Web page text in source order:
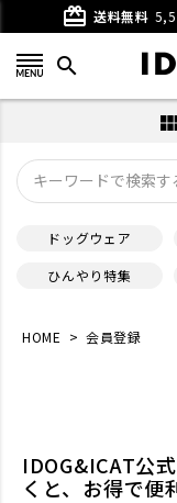
card_giftcard 送料無料
search
ドッグウェア
ひんやり特集
HOME 会員登録
IDOG&ICAT公
くと、お得で便